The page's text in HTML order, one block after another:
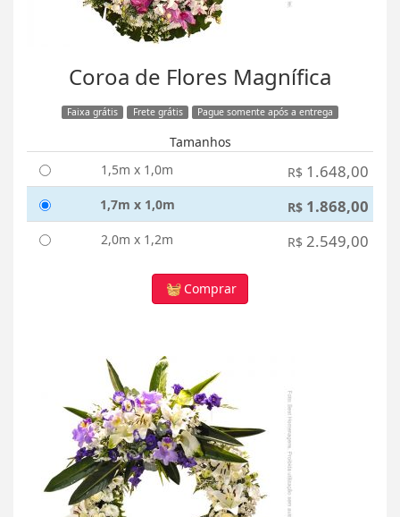
Coroa de Flores Magnífica
Faixa grátis Frete grátis Pague somente após a entrega
Tamanhos
1,5m x 1,0m
R$ 1.648,00
1,7m x 1,0m R$ 1.868,00
2,0m x 1,2m R$ 2.549,00
Comprar